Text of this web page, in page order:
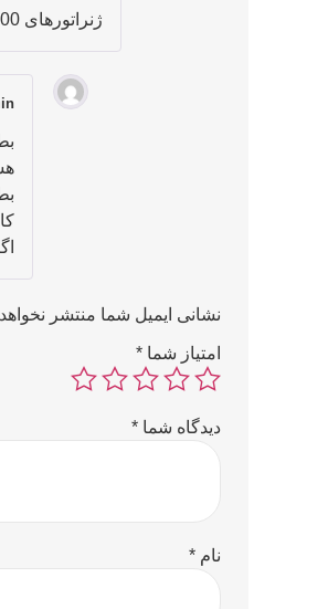
ژنراتورهای 200 کاوا برای چند ساعت مداوم کار کردن مناسب هستن یا نیاز به استراحت دارن؟
کارکرد
اگر شما به
نشانی ایمیل شما منتشر
امتیاز شما *
دیدگاه شما *
نام *